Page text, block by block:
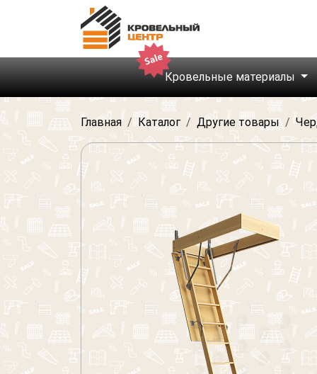
Кровельные материалы
Главная Каталог Другие товары